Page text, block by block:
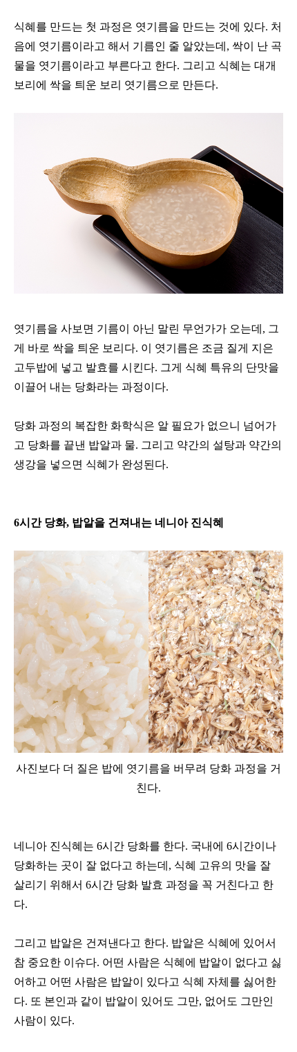
식혜를 만드는 첫 과정은 엿기름을 만드는 것에 있다. 처
음에 엿기름이라고 해서 기름인 줄 알았는데, 싹이 난 곡
물을 엿기름이라고 부른다고 한다. 그리고 식혜는 대개
보리에 싹을 틔운 보리 엿기름으로 만든다.
엿기름을 사보면 기름이 아닌 말린 무언가가 오는데, 그
게 바로 싹을 틔운 보리다. 이 엿기름은 조금 질게 지은
고두밥에 넣고 발효를 시킨다. 그게 식혜 특유의 단맛을
이끌어 내는 당화라는 과정이다.
당화 과정의 복잡한 화학식은 알 필요가 없으니 넘어가
고 당화를 끝낸 밥알과 물. 그리고 약간의 설탕과 약간의
생강을 넣으면 식혜가 완성된다.
6시간 당화, 밥알을 건져내는 네니아 진식혜
사진보다 더 질은 밥에 엿기름을 버무려 당화 과정을 거
친다.
네니아 진식혜는 6시간 당화를 한다. 국내에 6시간이나
당화하는 곳이 잘 없다고 하는데, 식혜 고유의 맛을 잘
살리기 위해서 6시간 당화 발효 과정을 꼭 거친다고 한
다.
그리고 밥알은 건져낸다고 한다. 밥알은 식혜에 있어서
참 중요한 이슈다. 어떤 사람은 식혜에 밥알이 없다고 싫
어하고 어떤 사람은 밥알이 있다고 식혜 자체를 싫어한
다. 또 본인과 같이 밥알이 있어도 그만, 없어도 그만인
사람이 있다.